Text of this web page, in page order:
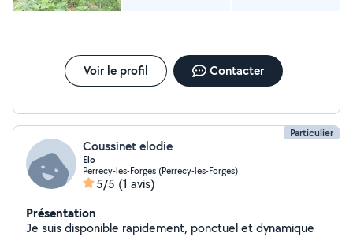
Voir le profil Contacter
Particulier
Coussinet elodie
Elo
Perrecy-les-Forges (Perrecy-les-Forges)
5/5 (1 avis)
Présentation
Je suis disponible rapidement, ponctuel et dynamique